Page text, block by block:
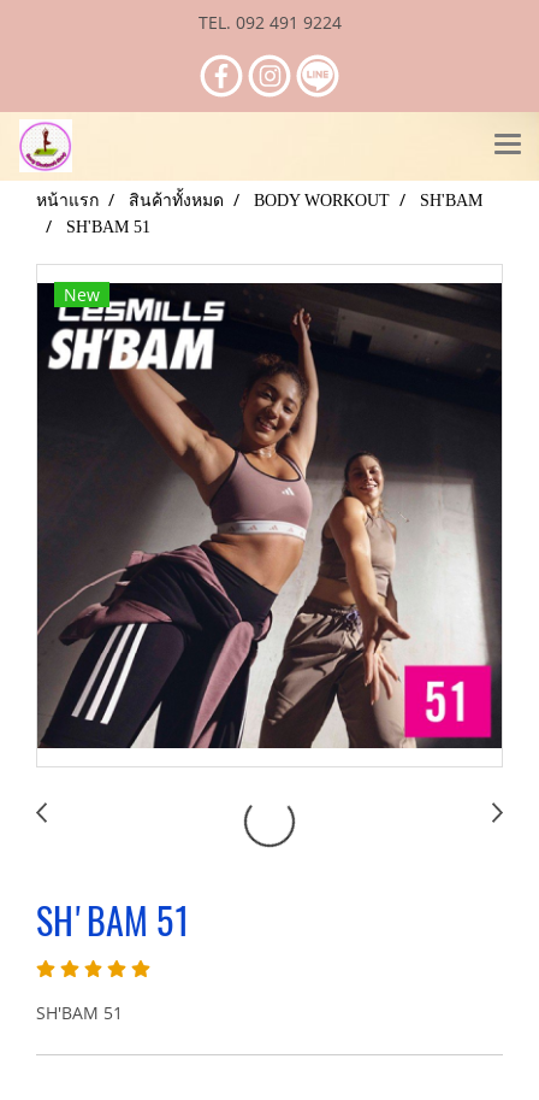
TEL. 092 491 9224
หน้าแรก สินค้าทั้งหมด BODY WORKOUT
SH'BAM
SH'BAM 51
New
SH'BAM 51
SH'BAM 51